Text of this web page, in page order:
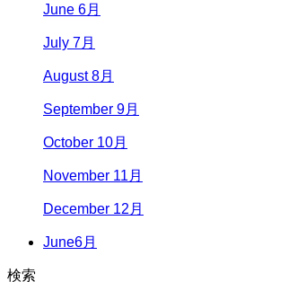
June 6月
July 7月
August 8月
September 9月
October 10月
November 11月
December 12月
June6月
検索